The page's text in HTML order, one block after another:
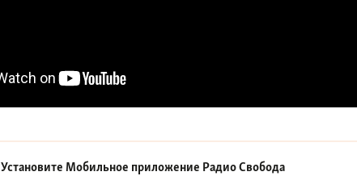
Установите Мобильное приложение Радио Свобода